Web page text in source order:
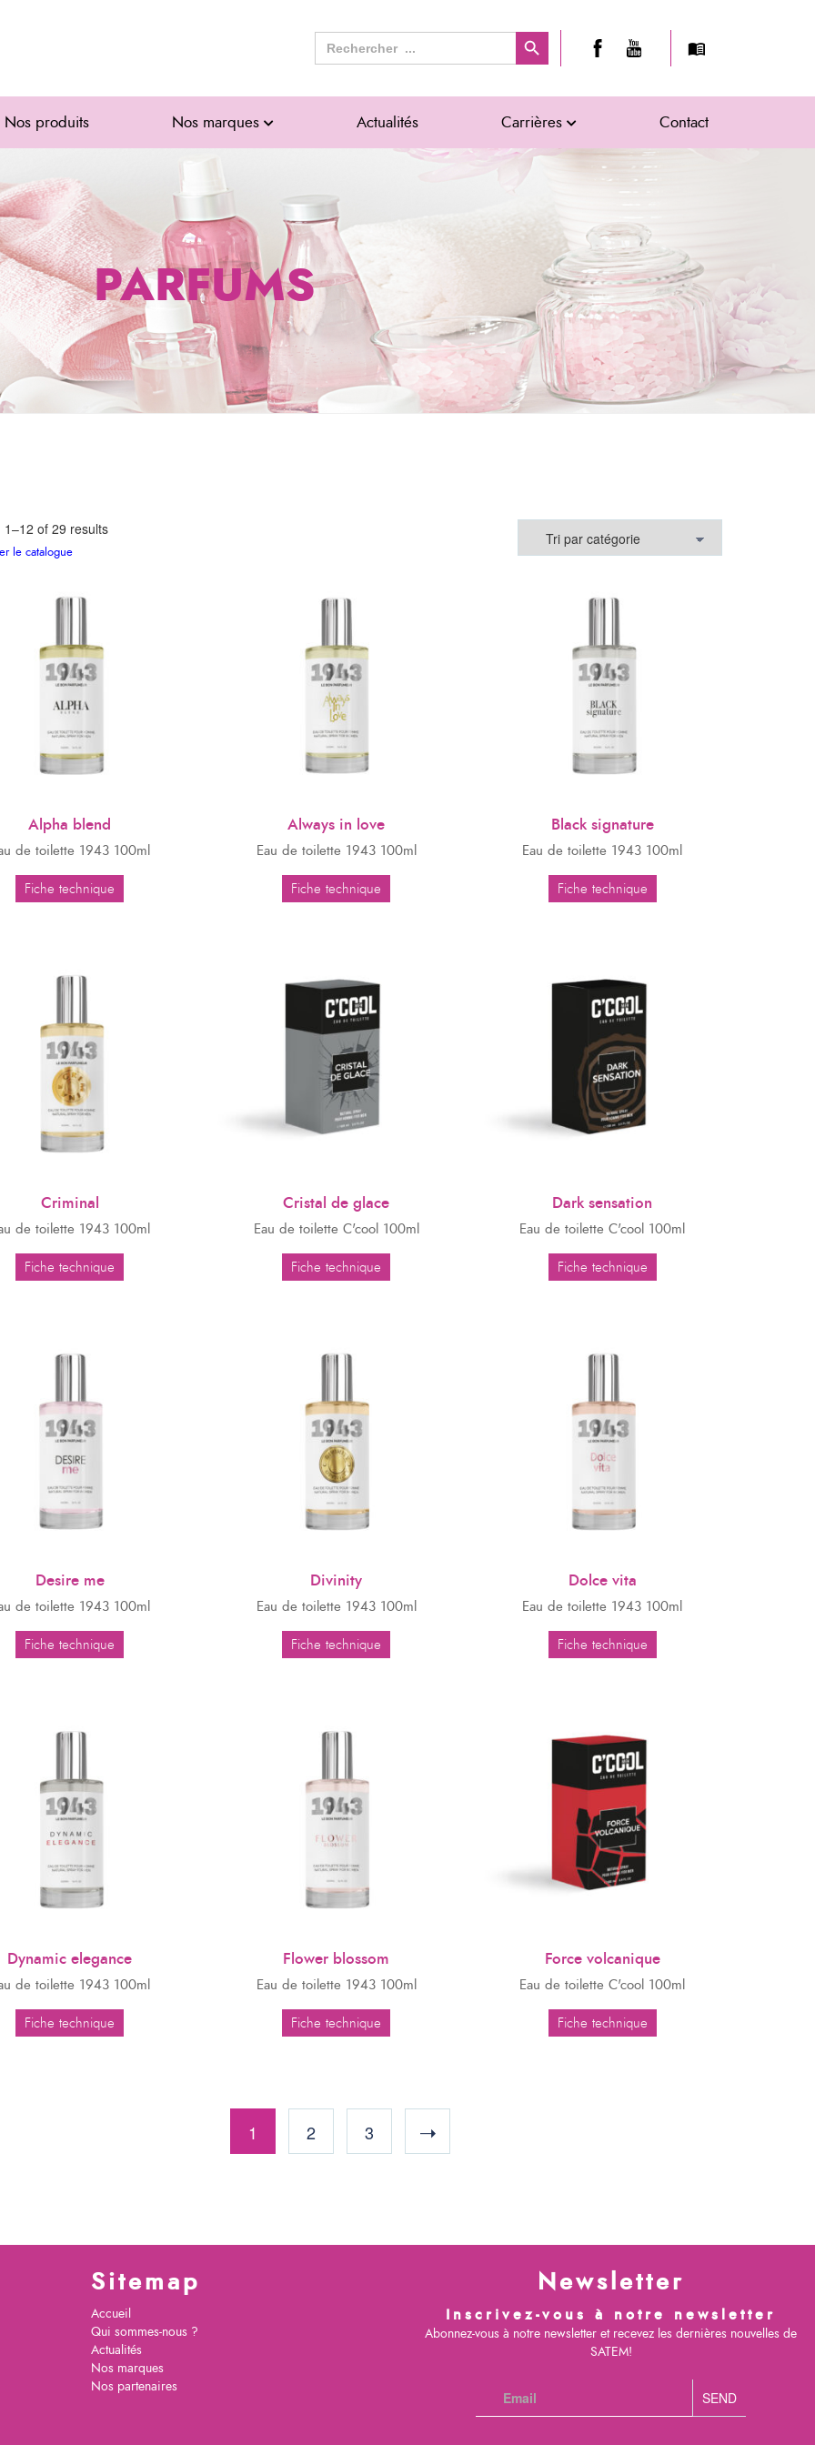
Search
for:
Search Button
Nos produits Nos marques Actualités Carrières Contact
PARFUMS
1–12 of 29 results
le catalogue
Alpha blend
de toilette 1943 100ml
Fiche technique
Always in love
Eau de toilette 1943 100ml
Fiche technique
Black signature
Eau de toilette 1943 100ml
Fiche technique
Criminal
de toilette 1943 100ml
Fiche technique
Cristal de glace
Eau de toilette C'cool 100ml
Fiche technique
Dark sensation
Eau de toilette C'cool 100ml
Fiche technique
Desire me
de toilette 1943 100ml
Fiche technique
Divinity
Eau de toilette 1943 100ml
Fiche technique
Dolce vita
Eau de toilette 1943 100ml
Fiche technique
Dynamic elegance
de toilette 1943 100ml
Fiche technique
Flower blossom
Eau de toilette 1943 100ml
Fiche technique
Force volcanique
Eau de toilette C'cool 100ml
Fiche technique
1 2 3
Sitemap
Accueil
Qui sommes-nous ?
Actualités
Nos marques
Nos partenaires
Newsletter
Inscrivez-vous à notre newsletter
Abonnez-vous à notre newsletter et recevez les dernières nouvelles de
SATEM!